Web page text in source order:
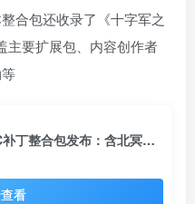
合包还收录了《十字军之
主要扩展包、内容创作者
《十字军之王3》v1.18.4 全DLC补丁整合包发布：含北冥服饰、东土奇观、泱泱服章
看